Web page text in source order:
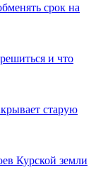
срок на
и что
старую
Курской земли